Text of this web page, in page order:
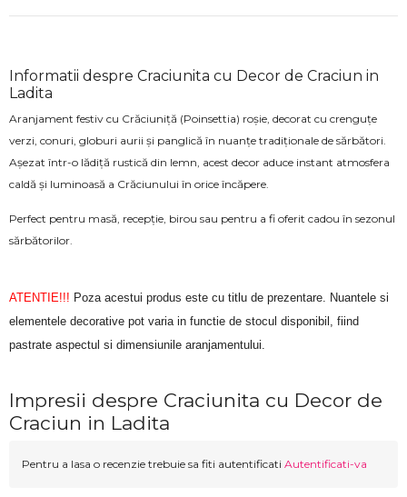
Informatii despre Craciunita cu Decor de Craciun in
Ladita
Aranjament festiv cu Crăciuniță (Poinsettia) roșie, decorat cu crenguțe
verzi, conuri, globuri aurii și panglică în nuanțe tradiționale de sărbători.
Așezat într-o lădiță rustică din lemn, acest decor aduce instant atmosfera
caldă și luminoasă a Crăciunului în orice încăpere.
Perfect pentru masă, recepție, birou sau pentru a fi oferit cadou în sezonul
sărbătorilor.
ATENTIE!!! Poza acestui produs este cu titlu de prezentare. Nuantele si
elementele decorative pot varia in functie de stocul disponibil, fiind
pastrate aspectul si dimensiunile aranjamentului.
Impresii despre Craciunita cu Decor de
Craciun in Ladita
Pentru a lasa o recenzie trebuie sa fiti autentificati Autentificati-va